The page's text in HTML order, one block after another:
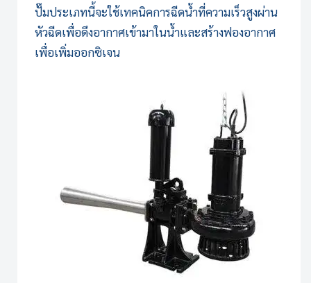
ปั๊มประเภทนี้จะใช้เทคนิคการฉีดน้ำที่ความเร็วสูงผ่าน
หัวฉีดเพื่อดึงอากาศเข้ามาในน้ำและสร้างฟองอากาศ
เพื่อเพิ่มออกซิเจน